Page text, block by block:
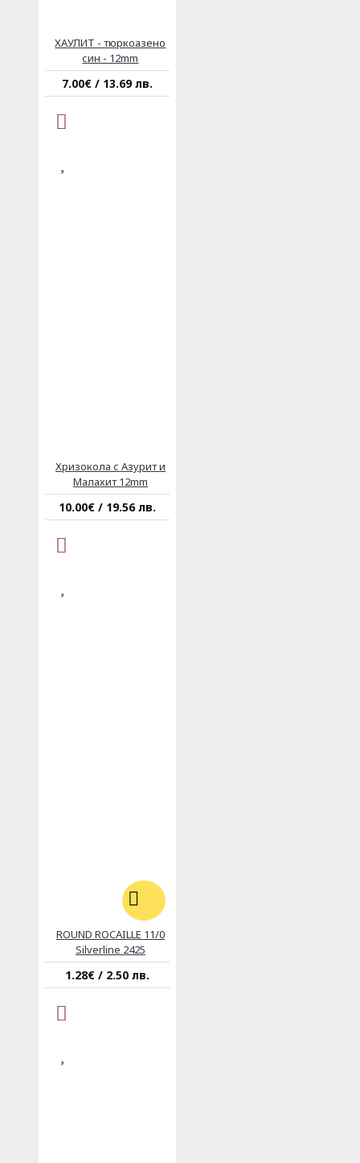
ХАУЛИТ - тюркоазено
син - 12mm
7.00€ / 13.69 лв.
Хризокола с Азурит и
Малахит 12mm
10.00€ / 19.56 лв.
ROUND ROCAILLE 11/0
Silverline 2425
1.28€ / 2.50 лв.